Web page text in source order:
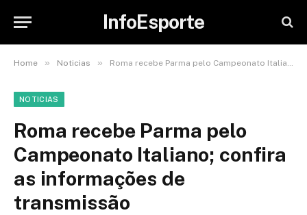
InfoEsporte
Home » Noticias » Roma recebe Parma pelo Campeonato Italiano; confira as informações de transmissão
NOTICIAS
Roma recebe Parma pelo
Campeonato Italiano; confira
as informações de
transmissão